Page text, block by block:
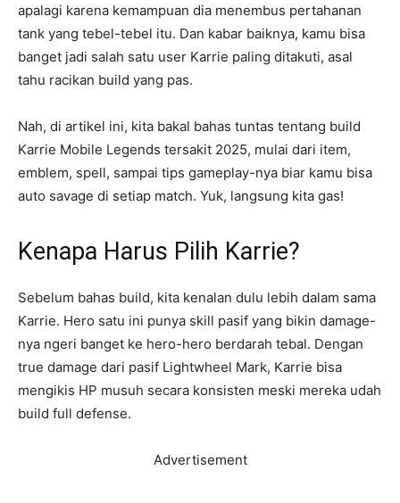
apalagi karena kemampuan dia menembus pertahanan
tank yang tebel-tebel itu. Dan kabar baiknya, kamu bisa
banget jadi salah satu user Karrie paling ditakuti, asal
tahu racikan build yang pas.
Nah, di artikel ini, kita bakal bahas tuntas tentang build
Karrie Mobile Legends tersakit 2025, mulai dari item,
emblem, spell, sampai tips gameplay-nya biar kamu bisa
auto savage di setiap match. Yuk, langsung kita gas!
Kenapa Harus Pilih Karrie?
Sebelum bahas build, kita kenalan dulu lebih dalam sama
Karrie. Hero satu ini punya skill pasif yang bikin damage-
nya ngeri banget ke hero-hero berdarah tebal. Dengan
true damage dari pasif Lightwheel Mark, Karrie bisa
mengikis HP musuh secara konsisten meski mereka udah
build full defense.
Advertisement